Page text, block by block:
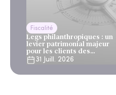
Fiscalité
Legs philanthropiques : un
levier patrimonial majeur
pour les clients des
gestionnaires de patrimoine
et des banques privées
31 Juill. 2026